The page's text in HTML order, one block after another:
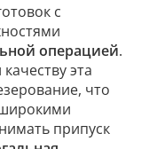
с
операцией.
эта
что
припуск